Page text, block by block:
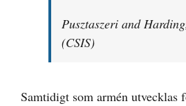
Pusztaszeri and
(CSIS)
Samtidigt som armén